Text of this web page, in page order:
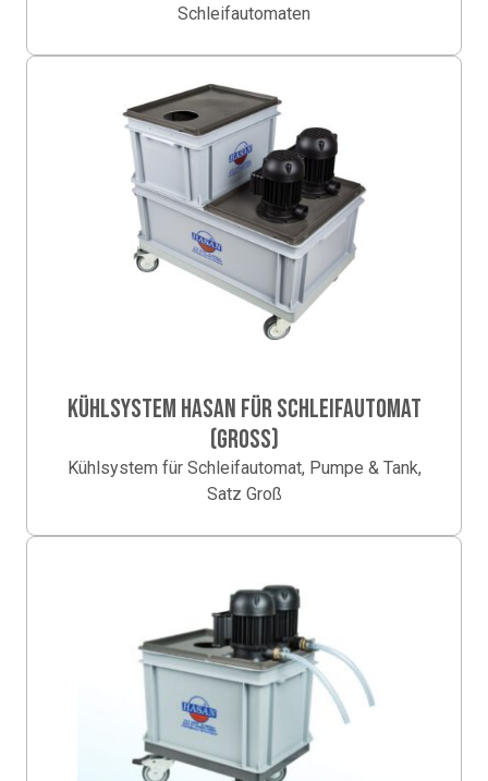
Schleifautomaten
KÜHLSYSTEM HASAN FÜR SCHLEIFAUTOMAT
(GROSS)
Kühlsystem für Schleifautomat, Pumpe & Tank,
Satz Groß